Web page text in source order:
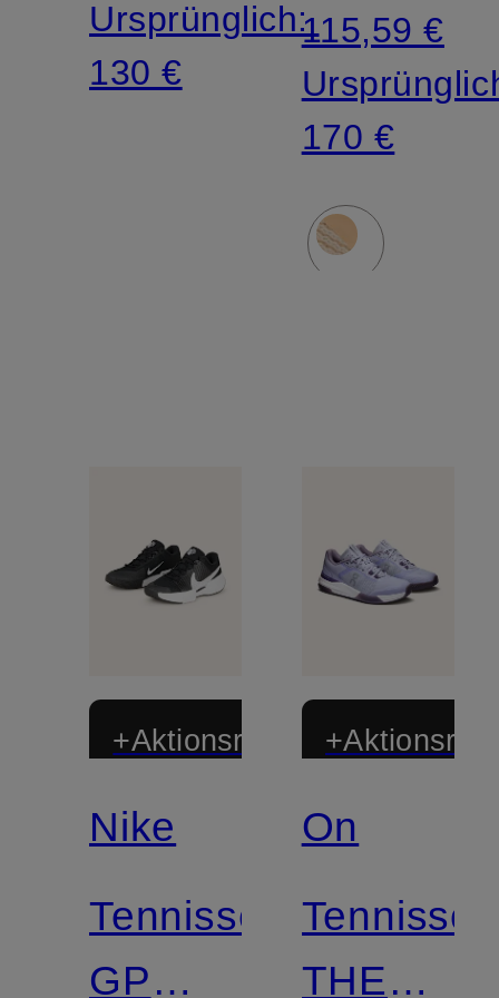
Ursprünglich:
130 €
115,59 €
170 €
+Aktionsrabatt
Nike
Tennisschuhe
GP
On
THE